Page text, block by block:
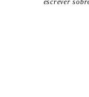
escrever